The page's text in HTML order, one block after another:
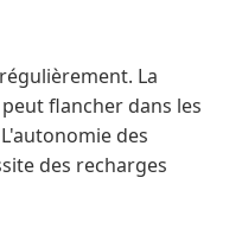
La
flancher dans les
des
des recharges